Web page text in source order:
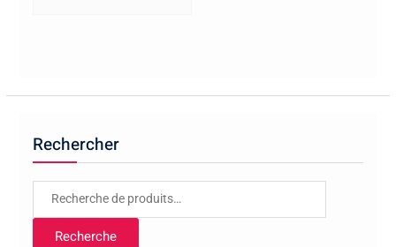
Rechercher
Recherche
Recherche